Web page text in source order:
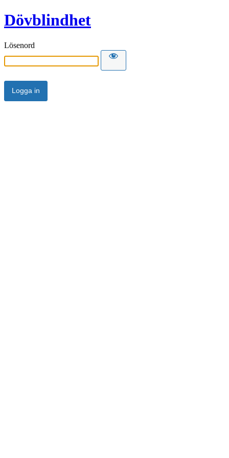
Dövblindhet
Lösenord